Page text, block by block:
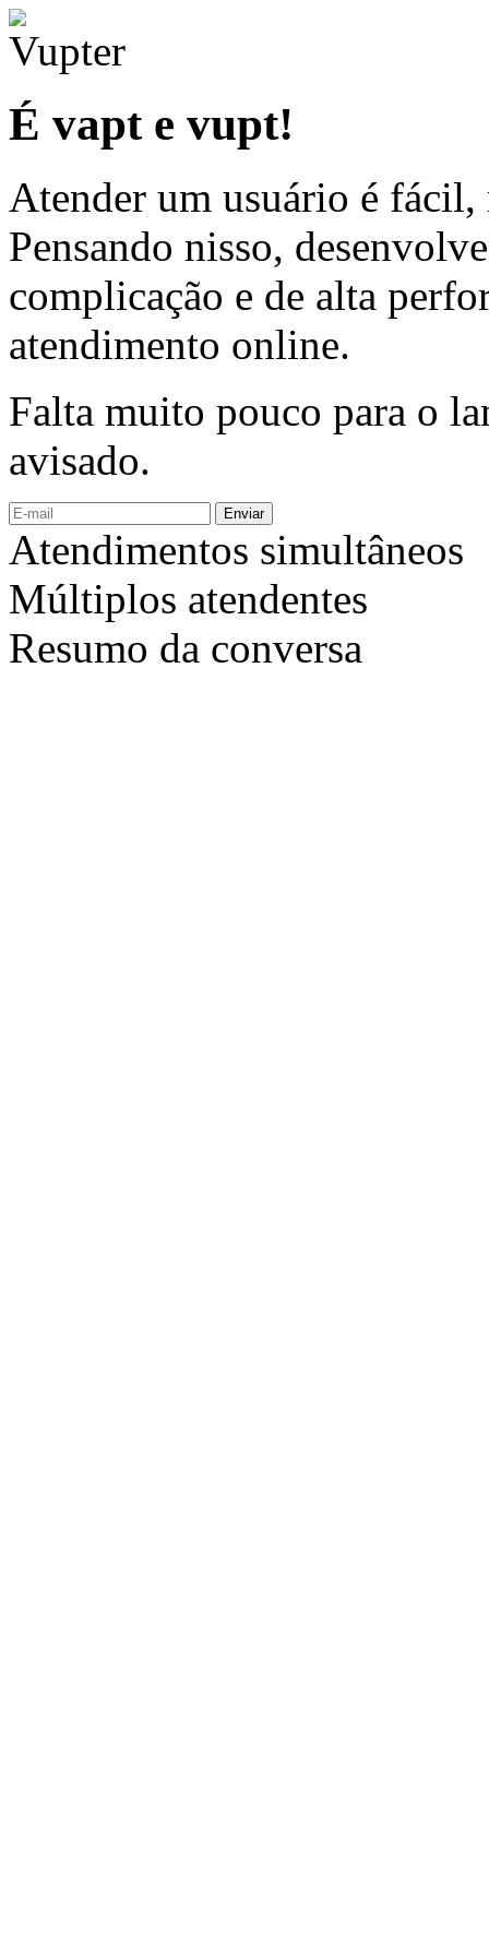
É vapt e vupt!
Atender um usuário é fácil,
Pensando nisso,
complicação e de alta
atendimento online.
Falta muito pouco para o
avisado.
Enviar
Atendimentos simultâneos
Múltiplos atendentes
Resumo da conversa